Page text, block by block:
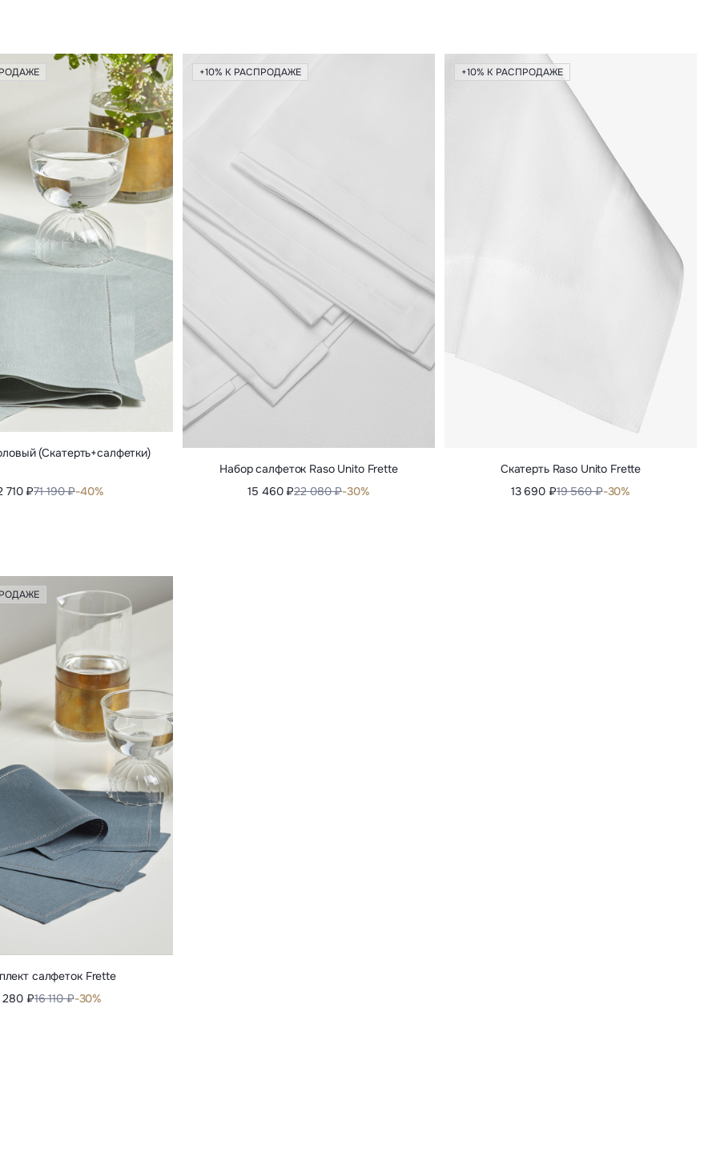
(Скатерть+салфетки)
710 ₽71 190 ₽-40%
+10% К РАСПРОДАЖЕ
Набор салфеток Raso Unito Frette
15 460 ₽22 080 ₽-30%
+10% К РАСПРОДАЖЕ
Скатерть Raso Unito Frette
13 690 ₽19 560 ₽-30%
салфеток Frette
280 ₽16 110 ₽-30%